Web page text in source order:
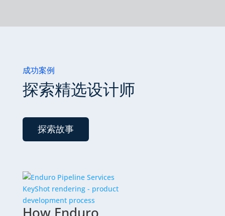
成功案例
探索精选设计师
探索故事